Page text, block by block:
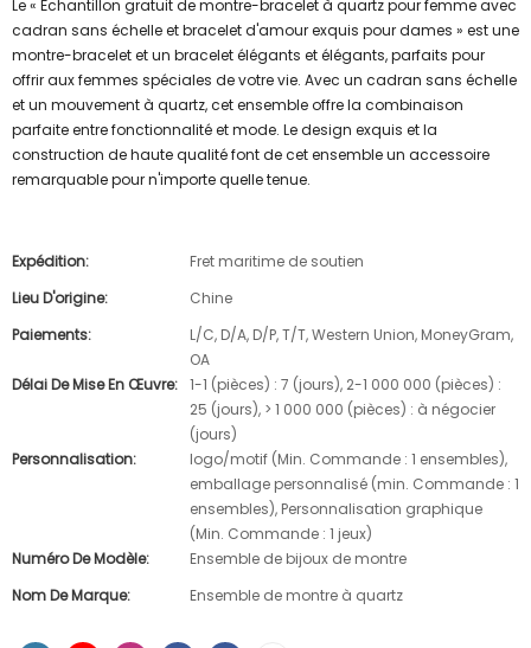
Le « Échantillon gratuit de montre-bracelet à quartz pour femme avec
cadran sans échelle et bracelet d'amour exquis pour dames » est une
montre-bracelet et un bracelet élégants et élégants, parfaits pour
offrir aux femmes spéciales de votre vie. Avec un cadran sans échelle
et un mouvement à quartz, cet ensemble offre la combinaison
parfaite entre fonctionnalité et mode. Le design exquis et la
construction de haute qualité font de cet ensemble un accessoire
remarquable pour n'importe quelle tenue.
Expédition:
Fret maritime de soutien
Lieu D'origine:
Chine
Paiements:
L/C, D/A, D/P, T/T, Western Union, MoneyGram,
OA
Délai De Mise En Œuvre: 1-1 (pièces) : 7 (jours), 2-1 000 000 (pièces) :
25 (jours), > 1 000 000 (pièces) : à négocier
(jours)
Personnalisation:
logo/motif (Min. Commande : 1 ensembles),
emballage personnalisé (min. Commande : 1
ensembles), Personnalisation graphique
(Min. Commande : 1 jeux)
Numéro De Modèle:
Ensemble de bijoux de montre
Nom De Marque:
Ensemble de montre à quartz